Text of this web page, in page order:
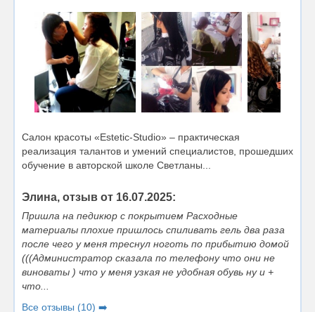
Салон красоты «Estetic-Studio» – практическая
реализация талантов и умений специалистов, прошедших
обучение в авторской школе Светланы...
Элина, отзыв от 16.07.2025:
Пришла на педикюр с покрытием Расходные
материалы плохие пришлось спиливать гель два раза
после чего у меня треснул ноготь по прибытию домой
(((Администратор сказала по телефону что они не
виноваты ) что у меня узкая не удобная обувь ну и +
что...
Все отзывы (10) ➡️